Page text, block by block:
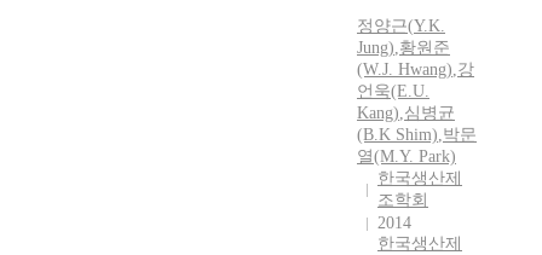
정양근(Y.K.
Jung),황원준
(W.J. Hwang),강
언욱(E.U.
Kang),심병균
(B.K Shim),박문
열(M.Y. Park)
한국생산제
조학회
2014
한국생산제